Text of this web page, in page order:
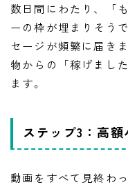
数日間にわたり、「
ーの枠が埋まりそう
セージが頻繁に届き
物からの「稼げまし
ます。
ステップ3：高
動画をすべて見終わ